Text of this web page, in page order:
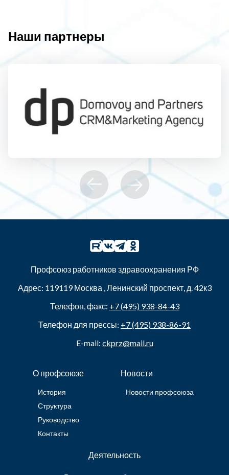
Наши партнеры
Профсоюз работников здравоохранения РФ
Адрес: 119119Москва ,Ленинский проспект, д. 42к3
Телефон, факс: +7 (495) 938-84-43
Телефон для прессы: +7 (495) 938-86-91
E-mail: ckprz@mail.ru
О профсоюзе
История
Структура
Руководство
Контакты
Новости
Новости профсоюза
Деятельность